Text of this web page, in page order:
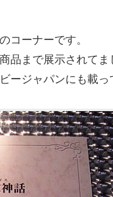
コーナーです。
まで展示されてま
ージャパンにも載